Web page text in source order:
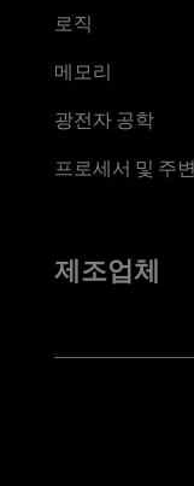
로직
메모리
광전자 공학
프로세서 및 주
제조업체